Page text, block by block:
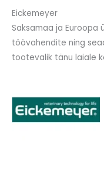
Eickemeyer
Saksamaa ja
töövahendite ning
tootevalik tänu laiale